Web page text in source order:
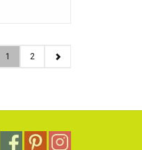
1 2